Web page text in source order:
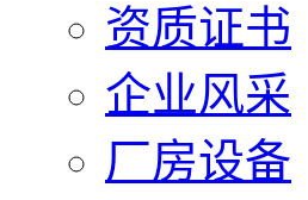
资质证书
企业风采
厂房设备